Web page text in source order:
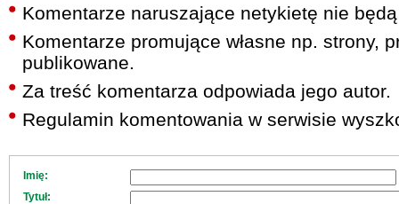
Komentarze naruszające netykietę nie
Komentarze promujące własne np. strony,
publikowane.
Za treść komentarza odpowiada jego autor.
Regulamin komentowania w serwisie
Imię:
Tytuł: